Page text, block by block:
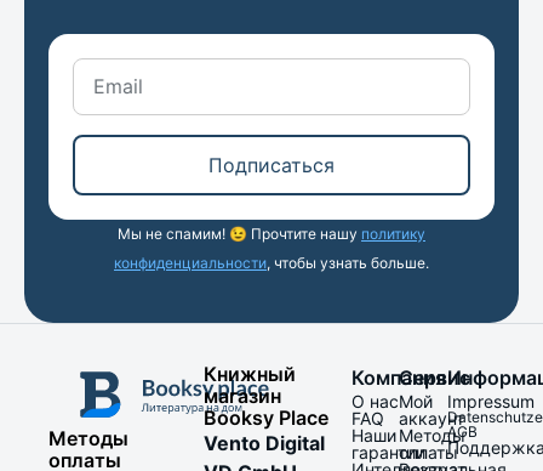
Подписаться
Мы не спамим! 😉 Прочтите нашу политику
конфиденциальности, чтобы узнать больше.
Методы
оплаты
Книжный
магазин
Booksy Place
Vento Digital
Компания
О нас
FAQ
Наши
гарантии
Сервис
Мой
аккаунт
Методы
оплаты
Impressum
AGB